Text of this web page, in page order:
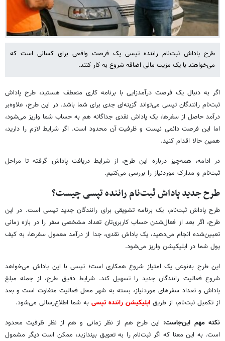
طرح پاداش ثبت‌نام راننده تپسی یک فرصت واقعی برای کسانی است که
می‌خواهند با یک مزیت مالی اضافه شروع به کار کنند.
اگر به دنبال یک فرصت درآمدزایی با برنامه کاری منعطف هستید، طرح پاداش
ثبت‌نام رانندگان تپسی می‌تواند گزینه‌ای جدی برای شما باشد. در این طرح، علاوه‌بر
درآمد حاصل از سفرها، یک پاداش نقدی جداگانه هم به حساب شما واریز می‌شود،
اما این فرصت دائمی نیست و ظرفیت آن محدود است. اگر شرایط لازم را دارید،
همین حالا اقدام کنید.
در ادامه، همه‌چیز درباره این طرح، از شرایط دریافت پاداش گرفته تا مراحل
ثبت‌نام و مدارک موردنیاز را بررسی می‌کنیم.
طرح جدید پاداش ثبت‌نام راننده تپسی چیست؟
طرح پاداش ثبت‌نام، یک برنامه تشویقی برای رانندگان جدید تپسی است. در این
طرح، اگر بعد از فعال‌شدن حساب کاربری‌تان تعداد مشخصی سفر را در بازه زمانی
تعیین‌شده انجام می‌دهید، یک پاداش نقدی، جدا از درآمد معمول سفرها، به کیف
پول شما در اپلیکیشن واریز می‌شود.
این طرح به‌نوعی یک امتیاز شروع همکاری است؛ تپسی با این پاداش می‌خواهد
شروع فعالیت رانندگان جدید را تسهیل کند. شرایط دقیق طرح، از جمله مبلغ
پاداش و تعداد سفرهای موردنیاز، بسته به شهر محل فعالیت متفاوت است و بعد
از تکمیل ثبت‌نام، از طریق اپلیکیشن راننده تپسی به شما اطلاع‌رسانی می‌شود.
نکته مهم این‌جاست: این طرح هم از نظر زمانی و هم از نظر ظرفیت محدود
است. به این معنا که اگر ثبت‌نام را به تعویق بیندازید، ممکن است دیگر مشمول